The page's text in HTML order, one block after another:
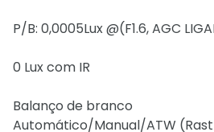
P/B: 0,0005Lux @(F1.6, AGC
0 Lux com IR
Balanço de branco
Automático/Manual/ATW